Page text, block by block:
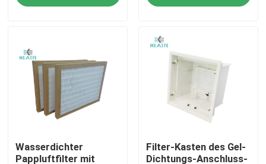
Treten Sie mit uns in Verbindung
Taschenluftfilter
Hvac-Luftfilter
hepa Luftfilter
Wasserdichter
Pappluftfilter mit
Filter-Kasten des Gel-
Dichtungs-Anschluss-